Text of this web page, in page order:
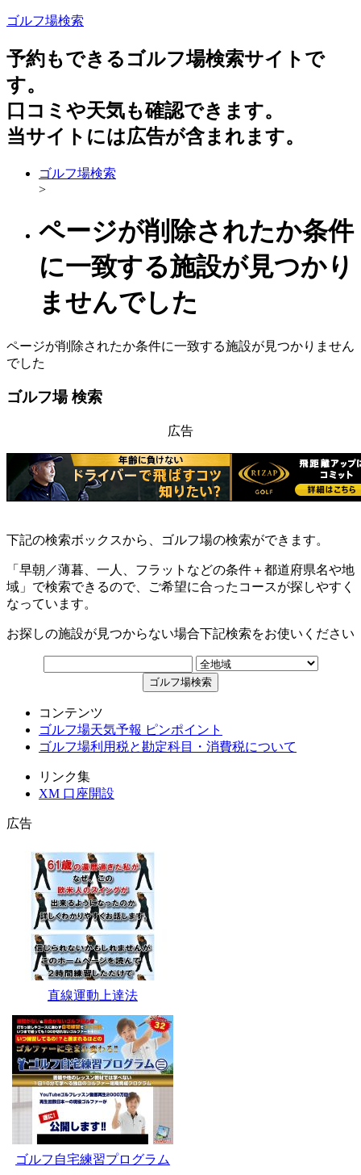
ゴルフ場検索
予約もできるゴルフ場検索サイトで
す。
口コミや天気も確認できます。
当サイトには広告が含まれます。
ゴルフ場検索
>
ページが削除されたか条件
に一致する施設が見つかり
ませんでした
ページが削除されたか条件に一致する施設が見つかりません
でした
ゴルフ場 検索
広告
下記の検索ボックスから、ゴルフ場の検索ができます。
「早朝／薄暮、一人、フラットなどの条件＋都道府県名や地
域」で検索できるので、ご希望に合ったコースが探しやすく
なっています。
お探しの施設が見つからない場合下記検索をお使いください
コンテンツ
ゴルフ場天気予報 ピンポイント
ゴルフ場利用税と勘定科目・消費税について
リンク集
XM 口座開設
広告
直線運動上達法
ゴルフ自宅練習プログラム